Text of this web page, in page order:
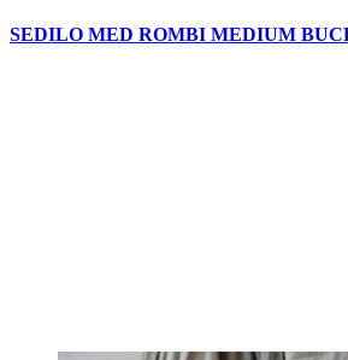
SEDILO MED ROMBI MEDIUM